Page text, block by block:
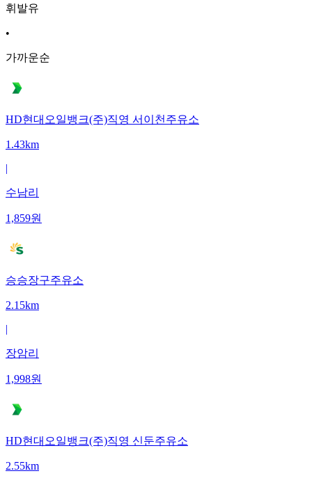
휘발유
•
가까운순
HD현대오일뱅크(주)직영 서이천주유소
1.43km
|
수남리
1,859원
승승장구주유소
2.15km
|
장암리
1,998원
HD현대오일뱅크(주)직영 신둔주유소
2.55km